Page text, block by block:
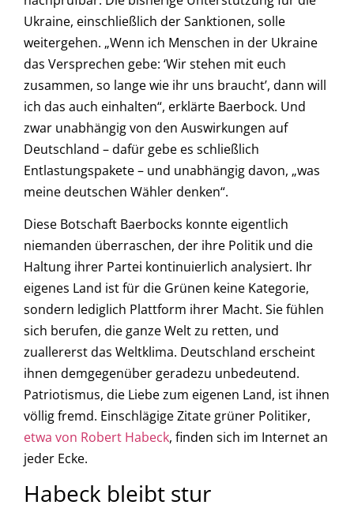
Ukraine, einschließlich der Sanktionen, solle
weitergehen. „Wenn ich Menschen in der Ukraine
das Versprechen gebe: ‘Wir stehen mit euch
zusammen, so lange wie ihr uns braucht’, dann will
ich das auch einhalten“, erklärte Baerbock. Und
zwar unabhängig von den Auswirkungen auf
Deutschland – dafür gebe es schließlich
Entlastungspakete – und unabhängig davon, „was
meine deutschen Wähler denken“.
Diese Botschaft Baerbocks konnte eigentlich
niemanden überraschen, der ihre Politik und die
Haltung ihrer Partei kontinuierlich analysiert. Ihr
eigenes Land ist für die Grünen keine Kategorie,
sondern lediglich Plattform ihrer Macht. Sie fühlen
sich berufen, die ganze Welt zu retten, und
zuallererst das Weltklima. Deutschland erscheint
ihnen demgegenüber geradezu unbedeutend.
Patriotismus, die Liebe zum eigenen Land, ist ihnen
völlig fremd. Einschlägige Zitate grüner Politiker,
etwa von Robert Habeck, finden sich im Internet an
jeder Ecke.
Habeck bleibt stur